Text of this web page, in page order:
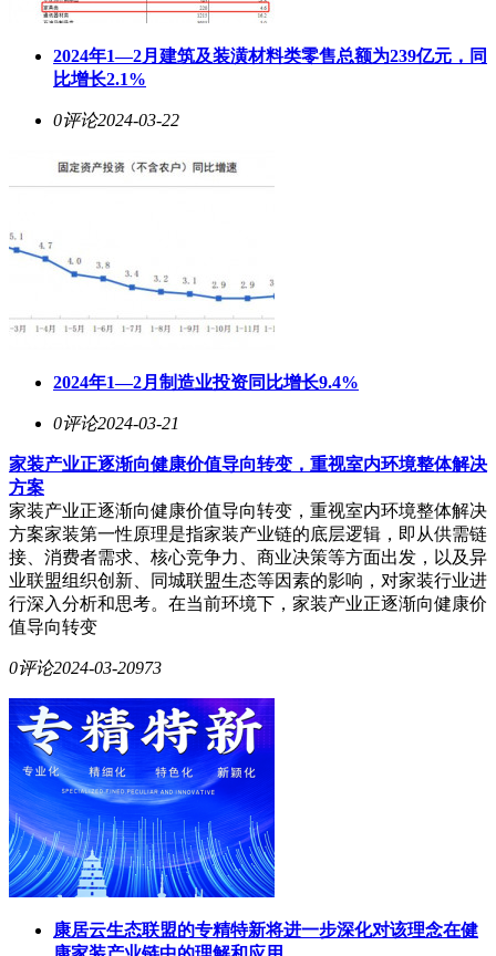
2024年1—2月建筑及装潢材料类零售总额为239亿元，同
比增长2.1%
0评论2024-03-22
2024年1—2月制造业投资同比增长9.4%
0评论2024-03-21
家装产业正逐渐向健康价值导向转变，重视室内环境整体解决
方案
家装产业正逐渐向健康价值导向转变，重视室内环境整体解决
方案家装第一性原理是指家装产业链的底层逻辑，即从供需链
接、消费者需求、核心竞争力、商业决策等方面出发，以及异
业联盟组织创新、同城联盟生态等因素的影响，对家装行业进
行深入分析和思考。在当前环境下，家装产业正逐渐向健康价
值导向转变
0评论2024-03-20973
康居云生态联盟的专精特新将进一步深化对该理念在健